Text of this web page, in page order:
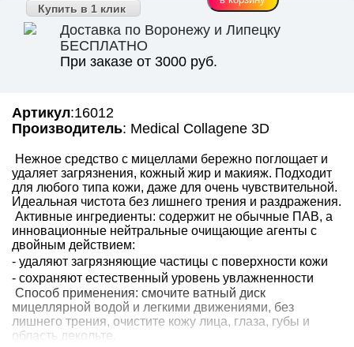
Купить в 1 клик
Доставка по Воронежу и Липецку
БЕСПЛАТНО
При заказе от 3000 руб.
Артикул:16012
Производитель: Medical Collagene 3D
Нежное средство с мицеллами бережно поглощает и
удаляет загрязнения, кожный жир и макияж. Подходит
для любого типа кожи, даже для очень чувствительной.
Идеальная чистота без лишнего трения и раздражения.
Активные ингредиенты: содержит не обычные ПАВ, а
инновационные нейтральные очищающие агенты с
двойным действием:
- удаляют загрязняющие частицы с поверхности кожи
- сохраняют естественный уровень увлажненности
Способ применения: смочите ватный диск
мицеллярной водой и легкими движениями, без
лишнего трения, очистите кожу лица, глаза, губы и
область декольте.